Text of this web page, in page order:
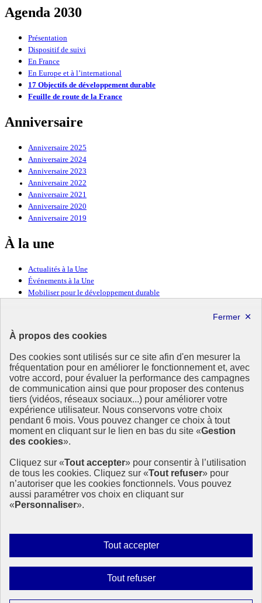
À propos des cookies
Des cookies sont utilisés sur ce site afin d'en mesurer la
fréquentation pour en améliorer le fonctionnement et, avec
votre accord, pour évaluer la performance des campagnes
de communication ainsi que pour proposer des contenus
tiers (vidéos, réseaux sociaux...) pour améliorer votre
expérience utilisateur. Nous conservons votre choix
pendant 6 mois. Vous pouvez changer ce choix à tout
moment en cliquant sur le lien en bas du site «Gestion
des cookies».
Cliquez sur «Tout accepter» pour consentir à l’utilisation
de tous les cookies. Cliquez sur «Tout refuser» pour
n’autoriser que les cookies fonctionnels. Vous pouvez
aussi paramétrer vos choix en cliquant sur
« Personnaliser».
Tout accepterAutoriser
tous
Tout refuserInterdire
tous
Agenda 2030
Présentation
Dispositif de suivi
En France
En Europe et à l’international
17 Objectifs de développement durable
Feuille de route de la France
Anniversaire
Anniversaire 2025
Anniversaire 2024
Anniversaire 2023
Anniversaire 2022
Anniversaire 2021
Anniversaire 2020
Anniversaire 2019
À la une
Actualités à la Une
Événements à la Une
Mobiliser pour le développement durable
Ressources
Ressources
La Méth’ODD
Gouvernement
Ce site propose l’information de référence concernant l’Agenda
2030 et la feuille de route de la France. Il valorise la mobilisation de
tous les acteurs.
info.gouv.fr- ouvre une nouvelle fenêtre
service-public.fr - ouvre une nouvelle fenêtre
legifrance.gouv.fr- ouvre une nouvelle fenêtre
data.gouv.fr- ouvre une nouvelle fenêtre
Mentions légales
Contact